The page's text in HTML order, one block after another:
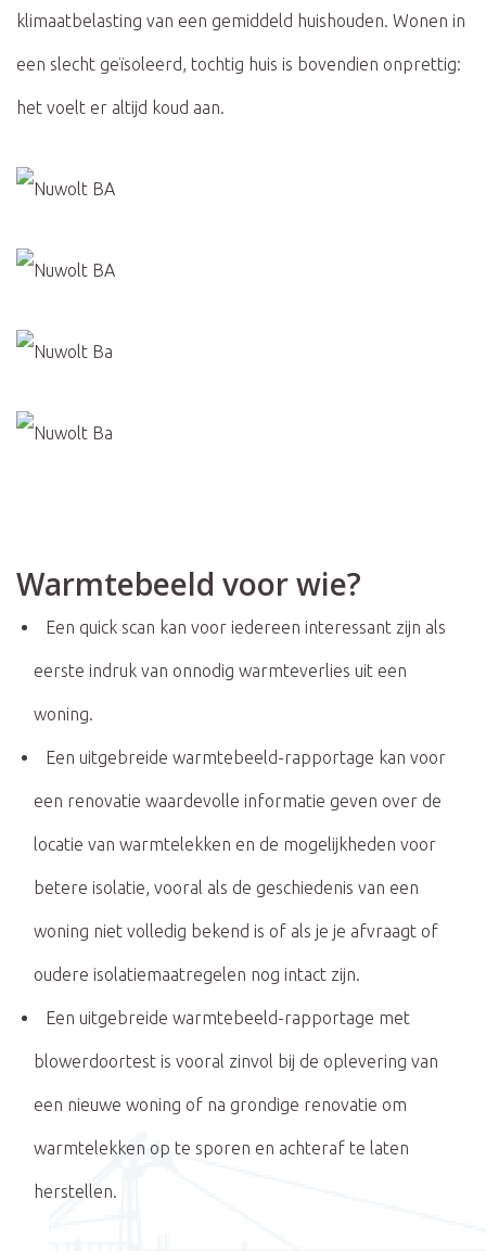
klimaatbelasting van een gemiddeld huishouden. Wonen in
een slecht geïsoleerd, tochtig huis is bovendien onprettig:
het voelt er altijd koud aan.
Warmtebeeld voor wie?
Een quick scan kan voor iedereen interessant zijn als
eerste indruk van onnodig warmteverlies uit een
woning.
Een uitgebreide warmtebeeld-rapportage kan voor
een renovatie waardevolle informatie geven over de
locatie van warmtelekken en de mogelijkheden voor
betere isolatie, vooral als de geschiedenis van een
woning niet volledig bekend is of als je je afvraagt of
oudere isolatiemaatregelen nog intact zijn.
Een uitgebreide warmtebeeld-rapportage met
blowerdoortest is vooral zinvol bij de oplevering van
een nieuwe woning of na grondige renovatie om
warmtelekken op te sporen en achteraf te laten
herstellen.